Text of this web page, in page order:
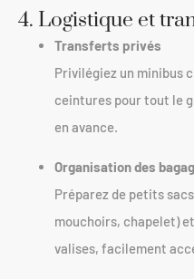
4. Logistique et
Transferts privés
Privilégiez un minibus
ceintures pour tout le
en avance.
Organisation des
Préparez de petits
mouchoirs, chapelet)
valises, facilement